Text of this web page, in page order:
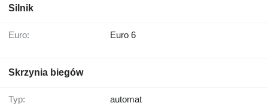
Silnik
Euro: Euro 6
Skrzynia biegów
Typ: automat